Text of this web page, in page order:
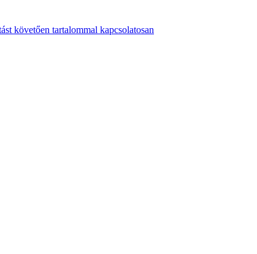
követően tartalommal kapcsolatosan